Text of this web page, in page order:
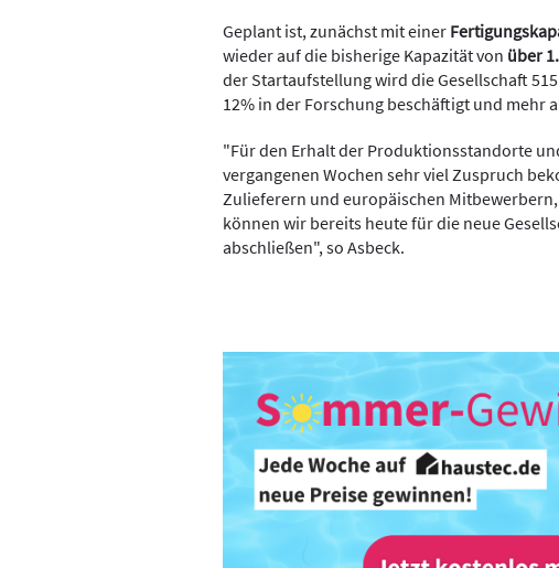
Geplant ist, zunächst mit einer
wieder auf die bisherige Kapazität von über
der Startaufstellung wird die Gesellschaft
12% in der Forschung beschäftigt und mehr
"Für den Erhalt der Produktionsstandorte
vergangenen Wochen sehr viel Zuspruch
Zulieferern und europäischen
können wir bereits heute für die neue
abschließen", so Asbeck.